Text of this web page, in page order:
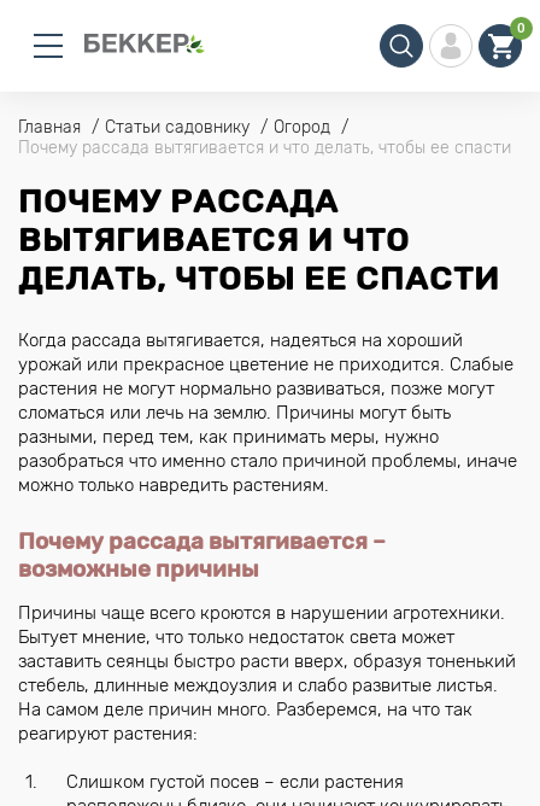
0
Главная Статьи садовнику
Огород
Почему рассада вытягивается и что делать, чтобы ее спасти
ПОЧЕМУ РАССАДА
ВЫТЯГИВАЕТСЯ И ЧТО
ДЕЛАТЬ, ЧТОБЫ ЕЕ СПАСТИ
Когда рассада вытягивается, надеяться на хороший
урожай или прекрасное цветение не приходится. Слабые
растения не могут нормально развиваться, позже могут
сломаться или лечь на землю. Причины могут быть
разными, перед тем, как принимать меры, нужно
разобраться что именно стало причиной проблемы, иначе
можно только навредить растениям.
Почему рассада вытягивается –
возможные причины
Причины чаще всего кроются в нарушении агротехники.
Бытует мнение, что только недостаток света может
заставить сеянцы быстро расти вверх, образуя тоненький
стебель, длинные междоузлия и слабо развитые листья.
На самом деле причин много. Разберемся, на что так
реагируют растения:
Слишком густой посев – если растения